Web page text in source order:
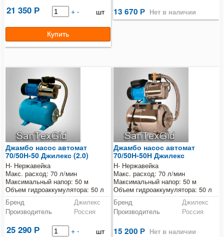
21 350 Р + - шт 13 670 Р Нет в наличии
Джамбо насос автомат
70/50Н-50 Джилекс (2.0)
Н- Нержавейка
Макс. расход: 70 л/мин
Максимальный напор: 50 м
Объем гидроаккумулятора: 50 л
Бренд
Джилекс
Производитель
Россия
25 290 Р + - шт
Джамбо насос автомат
70/50Н-50Н Джилекс
Н- Нержавейка
Макс. расход: 70 л/мин
Максимальный напор: 50 м
Объем гидроаккумулятора: 50 л
Бренд
Джилекс
Производитель
Россия
15 200 Р Нет в наличии